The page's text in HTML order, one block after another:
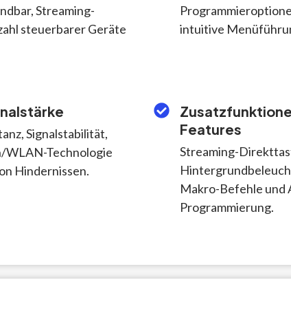
Streaming-
steuerbarer Geräte
intuitive
Signalstabilität,
Technologie
Hindernissen.
Features
Streaming-
Makro-Befehle und
Programmierung.